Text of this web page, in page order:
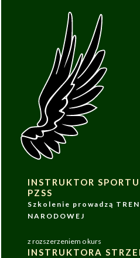
INSTRUKTOR
PZSS
Szkolenie prowadzą
NARODOWEJ
z rozszerzeniem o kurs
INSTRUKTORA